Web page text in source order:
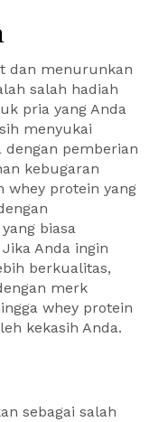
dan menurunkan
salah hadiah
pria yang Anda
menyukai
dengan pemberian
kebugaran
whey protein yang
biasa
Anda ingin
berkualitas,
merk
whey protein
kekasih Anda.
sebagai salah